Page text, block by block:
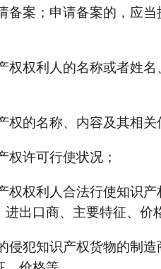
备案；申请备案的，应
权利人的名称或者姓名
的名称、内容及其相关
许可行使状况；
权利人合法行使知识产
进出口商、主要特征、价
犯知识产权货物的制造